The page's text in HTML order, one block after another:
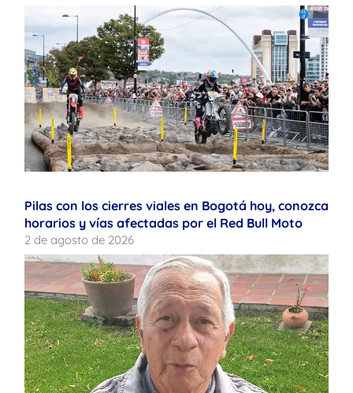
Pilas con los cierres viales en Bogotá hoy, conozca
horarios y vías afectadas por el Red Bull Moto
2 de agosto de 2026